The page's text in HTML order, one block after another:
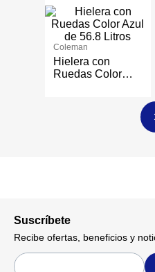
Coleman
Hielera con
Ruedas Color
Suscríbete
Recibe ofertas, beneficios y